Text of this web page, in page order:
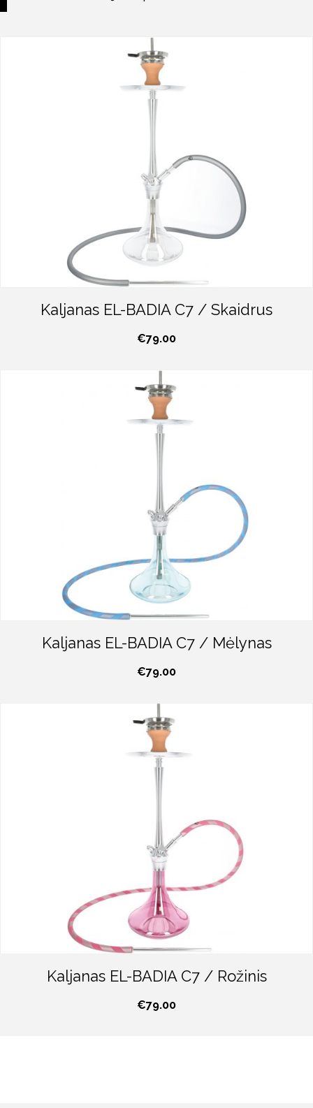
Kaljanas EL-BADIA C7 / Skaidrus
€79.00
Kaljanas EL-BADIA C7 / Mėlynas
€79.00
Kaljanas EL-BADIA C7 / Rožinis
€79.00